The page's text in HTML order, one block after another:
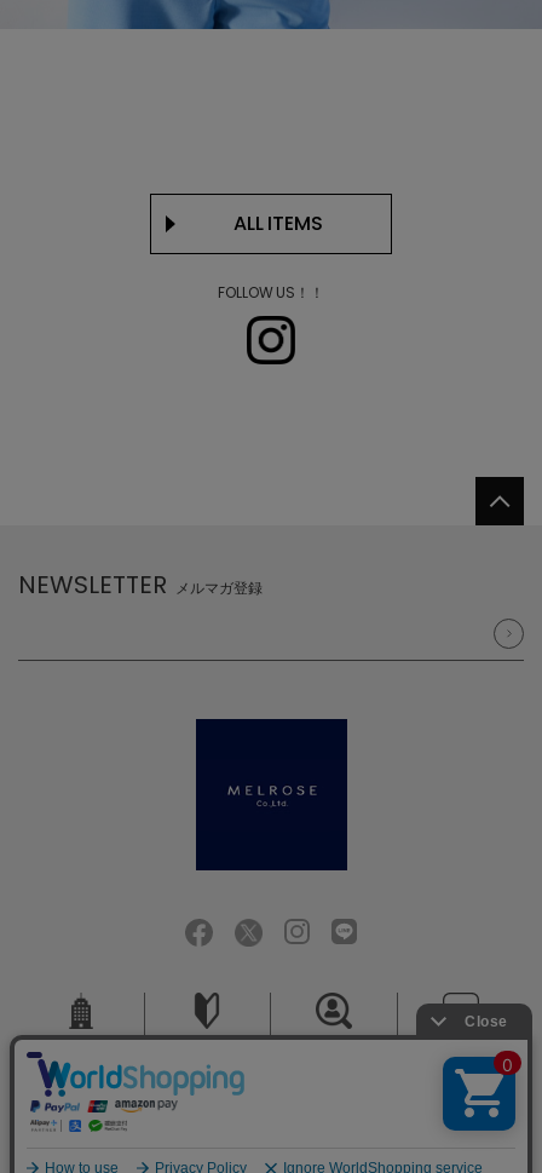
ALL ITEMS
FOLLOW US！！
NEWSLETTER メルマガ登録
会社概要 お問い合せ
ご利用規約 特定商取引法に基づく表記